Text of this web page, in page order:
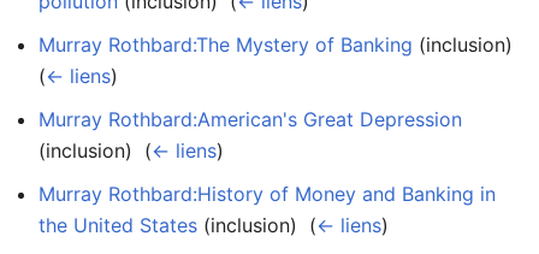
Murray Rothbard:The Mystery of Banking (inclusion) ‎
(← liens)
Murray Rothbard:American's Great Depression
(inclusion) ‎ (← liens)
Murray Rothbard:History of Money and Banking in
the United States (inclusion) ‎ (← liens)